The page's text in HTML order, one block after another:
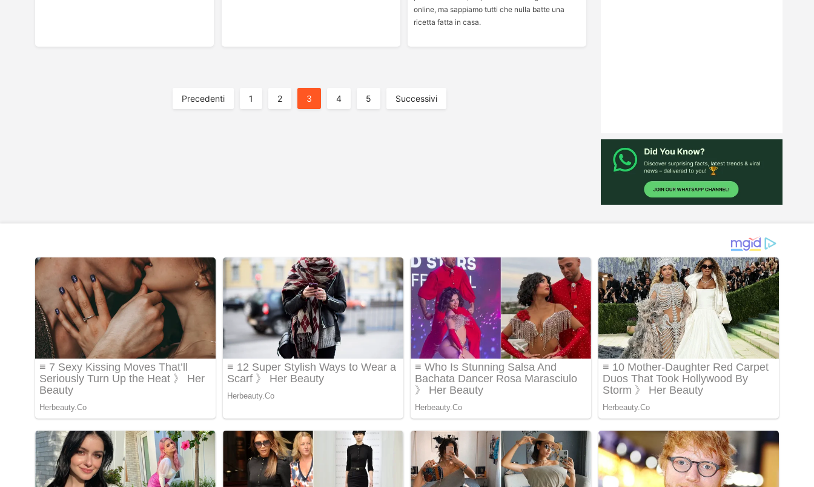
online, ma sappiamo tutti che nulla batte una
ricetta fatta in casa.
Precedenti 1 2 3 4 5 Successivi